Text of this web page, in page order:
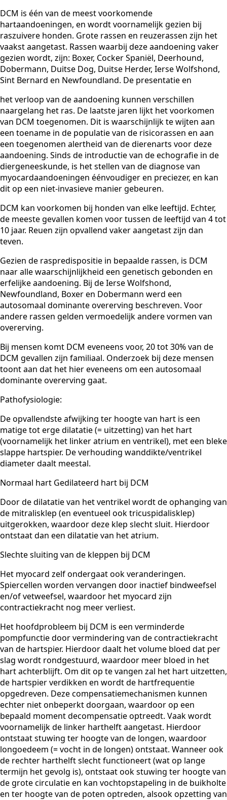
DCM is één van de meest voorkomende
hartaandoeningen, en wordt voornamelijk gezien bij
raszuivere honden. Grote rassen en reuzerassen zijn het
vaakst aangetast. Rassen waarbij deze aandoening vaker
gezien wordt, zijn: Boxer, Cocker Spaniël, Deerhound,
Dobermann, Duitse Dog, Duitse Herder, Ierse Wolfshond,
Sint Bernard en Newfoundland. De presentatie en
het verloop van de aandoening kunnen verschillen
naargelang het ras. De laatste jaren lijkt het voorkomen
van DCM toegenomen. Dit is waarschijnlijk te wijten aan
een toename in de populatie van de risicorassen en aan
een toegenomen alertheid van de dierenarts voor deze
aandoening. Sinds de introductie van de echografie in de
diergeneeskunde, is het stellen van de diagnose van
myocardaandoeningen éénvoudiger en preciezer, en kan
dit op een niet-invasieve manier gebeuren.
DCM kan voorkomen bij honden van elke leeftijd. Echter,
de meeste gevallen komen voor tussen de leeftijd van 4 tot
10 jaar. Reuen zijn opvallend vaker aangetast zijn dan
teven.
Gezien de raspredispositie in bepaalde rassen, is DCM
naar alle waarschijnlijkheid een genetisch gebonden en
erfelijke aandoening. Bij de Ierse Wolfshond,
Newfoundland, Boxer en Dobermann werd een
autosomaal dominante overerving beschreven. Voor
andere rassen gelden vermoedelijk andere vormen van
overerving.
Bij mensen komt DCM eveneens voor, 20 tot 30% van de
DCM gevallen zijn familiaal. Onderzoek bij deze mensen
toont aan dat het hier eveneens om een autosomaal
dominante overerving gaat.
Pathofysiologie:
De opvallendste afwijking ter hoogte van hart is een
matige tot erge dilatatie (= uitzetting) van het hart
(voornamelijk het linker atrium en ventrikel), met een bleke
slappe hartspier. De verhouding wanddikte/ventrikel
diameter daalt meestal.
Normaal hart Gedilateerd hart bij DCM
Door de dilatatie van het ventrikel wordt de ophanging van
de mitralisklep (en eventueel ook tricuspidalisklep)
uitgerokken, waardoor deze klep slecht sluit. Hierdoor
ontstaat dan een dilatatie van het atrium.
Slechte sluiting van de kleppen bij DCM
Het myocard zelf ondergaat ook veranderingen.
Spiercellen worden vervangen door inactief bindweefsel
en/of vetweefsel, waardoor het myocard zijn
contractiekracht nog meer verliest.
Het hoofdprobleem bij DCM is een verminderde
pompfunctie door vermindering van de contractiekracht
van de hartspier. Hierdoor daalt het volume bloed dat per
slag wordt rondgestuurd, waardoor meer bloed in het
hart achterblijft. Om dit op te vangen zal het hart uitzetten,
de hartspier verdikken en wordt de hartfrequentie
opgedreven. Deze compensatiemechanismen kunnen
echter niet onbeperkt doorgaan, waardoor op een
bepaald moment decompensatie optreedt. Vaak wordt
voornamelijk de linker harthelft aangetast. Hierdoor
ontstaat stuwing ter hoogte van de longen, waardoor
longoedeem (= vocht in de longen) ontstaat. Wanneer ook
de rechter harthelft slecht functioneert (wat op lange
termijn het gevolg is), ontstaat ook stuwing ter hoogte van
de grote circulatie en kan vochtopstapeling in de buikholte
en ter hoogte van de poten optreden, alsook opzetting van